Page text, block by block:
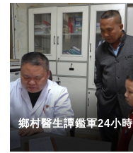
鄉村醫生譚鑑軍24小